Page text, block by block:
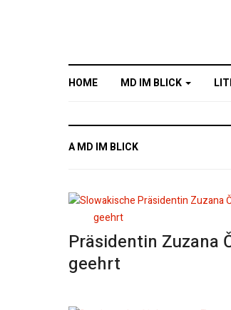
HOME MD IM BLICK
A MD IM BLICK
Präsidentin Zuzana
geehrt